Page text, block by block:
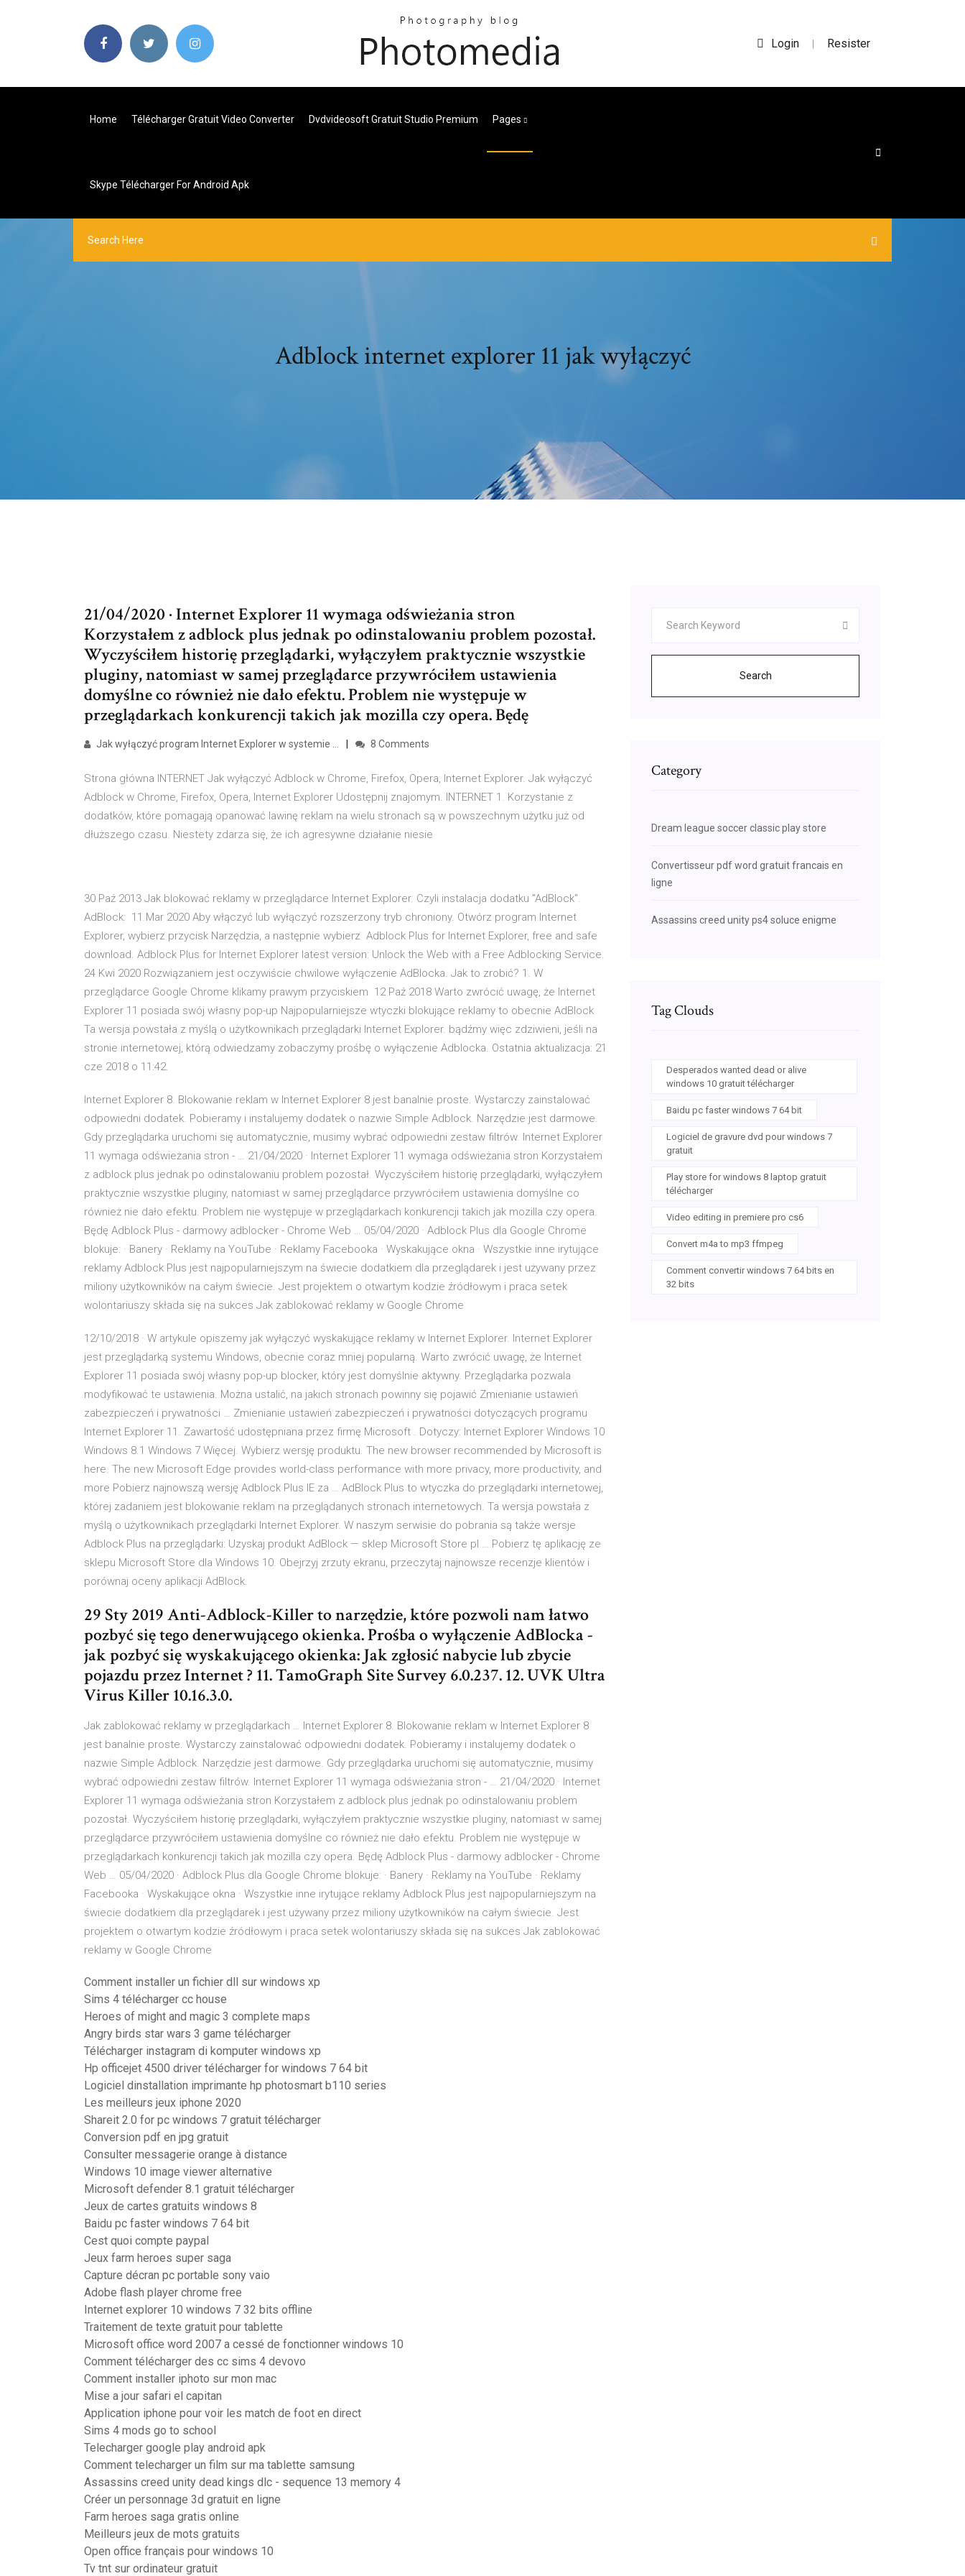
Login | Resister
Home Télécharger Gratuit Video Converter Dvdvideosoft Gratuit Studio Premium Pages
Skype Télécharger For Android Apk
Adblock internet explorer 11 jak wyłączyć
21/04/2020 · Internet Explorer 11 wymaga odświeżania stron
Korzystałem z adblock plus jednak po odinstalowaniu problem pozostał.
Wyczyściłem historię przeglądarki, wyłączyłem praktycznie wszystkie
pluginy, natomiast w samej przeglądarce przywróciłem ustawienia
domyślne co również nie dało efektu. Problem nie występuje w
przeglądarkach konkurencji takich jak mozilla czy opera. Będę
Jak wyłączyć program Internet Explorer w systemie … 8 Comments
Strona główna INTERNET Jak wyłączyć Adblock w Chrome, Firefox, Opera, Internet Explorer. Jak wyłączyć
Adblock w Chrome, Firefox, Opera, Internet Explorer Udostępnij znajomym. INTERNET 1. Korzystanie z
dodatków, które pomagają opanować lawinę reklam na wielu stronach są w powszechnym użytku już od
dłuższego czasu. Niestety zdarza się, że ich agresywne działanie niesie
30 Paź 2013 Jak blokować reklamy w przeglądarce Internet Explorer. Czyli instalacja dodatku "AdBlock".
AdBlock: 11 Mar 2020 Aby włączyć lub wyłączyć rozszerzony tryb chroniony. Otwórz program Internet
Explorer, wybierz przycisk Narzędzia, a następnie wybierz Adblock Plus for Internet Explorer, free and safe
download. Adblock Plus for Internet Explorer latest version: Unlock the Web with a Free Adblocking Service.
24 Kwi 2020 Rozwiązaniem jest oczywiście chwilowe wyłączenie AdBlocka. Jak to zrobić? 1. W
przeglądarce Google Chrome klikamy prawym przyciskiem 12 Paź 2018 Warto zwrócić uwagę, że Internet
Explorer 11 posiada swój własny pop-up Najpopularniejsze wtyczki blokujące reklamy to obecnie AdBlock
Ta wersja powstała z myślą o użytkownikach przeglądarki Internet Explorer. bądźmy więc zdziwieni, jeśli na
stronie internetowej, którą odwiedzamy zobaczymy prośbę o wyłączenie Adblocka. Ostatnia aktualizacja: 21
cze 2018 o 11:42.
Internet Explorer 8. Blokowanie reklam w Internet Explorer 8 jest banalnie proste. Wystarczy zainstalować
odpowiedni dodatek. Pobieramy i instalujemy dodatek o nazwie Simple Adblock. Narzędzie jest darmowe.
Gdy przeglądarka uruchomi się automatycznie, musimy wybrać odpowiedni zestaw filtrów. Internet Explorer
11 wymaga odświeżania stron - … 21/04/2020 · Internet Explorer 11 wymaga odświeżania stron Korzystałem
z adblock plus jednak po odinstalowaniu problem pozostał. Wyczyściłem historię przeglądarki, wyłączyłem
praktycznie wszystkie pluginy, natomiast w samej przeglądarce przywróciłem ustawienia domyślne co
również nie dało efektu. Problem nie występuje w przeglądarkach konkurencji takich jak mozilla czy opera.
Będę Adblock Plus - darmowy adblocker - Chrome Web … 05/04/2020 · Adblock Plus dla Google Chrome
blokuje: · Banery · Reklamy na YouTube · Reklamy Facebooka · Wyskakujące okna · Wszystkie inne irytujące
reklamy Adblock Plus jest najpopularniejszym na świecie dodatkiem dla przeglądarek i jest używany przez
miliony użytkowników na całym świecie. Jest projektem o otwartym kodzie źródłowym i praca setek
wolontariuszy składa się na sukces Jak zablokować reklamy w Google Chrome
12/10/2018 · W artykule opiszemy jak wyłączyć wyskakujące reklamy w Internet Explorer. Internet Explorer
jest przeglądarką systemu Windows, obecnie coraz mniej popularną. Warto zwrócić uwagę, że Internet
Explorer 11 posiada swój własny pop-up blocker, który jest domyślnie aktywny. Przeglądarka pozwala
modyfikować te ustawienia. Można ustalić, na jakich stronach powinny się pojawić Zmienianie ustawień
zabezpieczeń i prywatności … Zmienianie ustawień zabezpieczeń i prywatności dotyczących programu
Internet Explorer 11. Zawartość udostępniana przez firmę Microsoft . Dotyczy: Internet Explorer Windows 10
Windows 8.1 Windows 7 Więcej. Wybierz wersję produktu. The new browser recommended by Microsoft is
here. The new Microsoft Edge provides world-class performance with more privacy, more productivity, and
more Pobierz najnowszą wersję Adblock Plus IE za … AdBlock Plus to wtyczka do przeglądarki internetowej,
której zadaniem jest blokowanie reklam na przeglądanych stronach internetowych. Ta wersja powstała z
myślą o użytkownikach przeglądarki Internet Explorer. W naszym serwisie do pobrania są także wersje
Adblock Plus na przeglądarki: Uzyskaj produkt AdBlock — sklep Microsoft Store pl … Pobierz tę aplikację ze
sklepu Microsoft Store dla Windows 10. Obejrzyj zrzuty ekranu, przeczytaj najnowsze recenzje klientów i
porównaj oceny aplikacji AdBlock.
29 Sty 2019 Anti-Adblock-Killer to narzędzie, które pozwoli nam łatwo
pozbyć się tego denerwującego okienka. Prośba o wyłączenie AdBlocka -
jak pozbyć się wyskakującego okienka: Jak zgłosić nabycie lub zbycie
pojazdu przez Internet ? 11. TamoGraph Site Survey 6.0.237. 12. UVK Ultra
Virus Killer 10.16.3.0.
Jak zablokować reklamy w przeglądarkach … Internet Explorer 8. Blokowanie reklam w Internet Explorer 8
jest banalnie proste. Wystarczy zainstalować odpowiedni dodatek. Pobieramy i instalujemy dodatek o
nazwie Simple Adblock. Narzędzie jest darmowe. Gdy przeglądarka uruchomi się automatycznie, musimy
wybrać odpowiedni zestaw filtrów. Internet Explorer 11 wymaga odświeżania stron - … 21/04/2020 · Internet
Explorer 11 wymaga odświeżania stron Korzystałem z adblock plus jednak po odinstalowaniu problem
pozostał. Wyczyściłem historię przeglądarki, wyłączyłem praktycznie wszystkie pluginy, natomiast w samej
przeglądarce przywróciłem ustawienia domyślne co również nie dało efektu. Problem nie występuje w
przeglądarkach konkurencji takich jak mozilla czy opera. Będę Adblock Plus - darmowy adblocker - Chrome
Web … 05/04/2020 · Adblock Plus dla Google Chrome blokuje: · Banery · Reklamy na YouTube · Reklamy
Facebooka · Wyskakujące okna · Wszystkie inne irytujące reklamy Adblock Plus jest najpopularniejszym na
świecie dodatkiem dla przeglądarek i jest używany przez miliony użytkowników na całym świecie. Jest
projektem o otwartym kodzie źródłowym i praca setek wolontariuszy składa się na sukces Jak zablokować
reklamy w Google Chrome
Comment installer un fichier dll sur windows xp
Sims 4 télécharger cc house
Heroes of might and magic 3 complete maps
Angry birds star wars 3 game télécharger
Télécharger instagram di komputer windows xp
Hp officejet 4500 driver télécharger for windows 7 64 bit
Logiciel dinstallation imprimante hp photosmart b110 series
Les meilleurs jeux iphone 2020
Shareit 2.0 for pc windows 7 gratuit télécharger
Conversion pdf en jpg gratuit
Consulter messagerie orange à distance
Windows 10 image viewer alternative
Microsoft defender 8.1 gratuit télécharger
Jeux de cartes gratuits windows 8
Baidu pc faster windows 7 64 bit
Cest quoi compte paypal
Jeux farm heroes super saga
Capture décran pc portable sony vaio
Adobe flash player chrome free
Internet explorer 10 windows 7 32 bits offline
Traitement de texte gratuit pour tablette
Microsoft office word 2007 a cessé de fonctionner windows 10
Comment télécharger des cc sims 4 devovo
Comment installer iphoto sur mon mac
Mise a jour safari el capitan
Application iphone pour voir les match de foot en direct
Sims 4 mods go to school
Telecharger google play android apk
Comment telecharger un film sur ma tablette samsung
Assassins creed unity dead kings dlc - sequence 13 memory 4
Créer un personnage 3d gratuit en ligne
Farm heroes saga gratis online
Meilleurs jeux de mots gratuits
Open office français pour windows 10
Tv tnt sur ordinateur gratuit
Search
Category
Dream league soccer classic play store
Convertisseur pdf word gratuit francais en
ligne
Assassins creed unity ps4 soluce enigme
Tag Clouds
Desperados wanted dead or alive
windows 10 gratuit télécharger
Baidu pc faster windows 7 64 bit
Logiciel de gravure dvd pour windows 7
gratuit
Play store for windows 8 laptop gratuit
télécharger
Video editing in premiere pro cs6
Convert m4a to mp3 ffmpeg
Comment convertir windows 7 64 bits en
32 bits